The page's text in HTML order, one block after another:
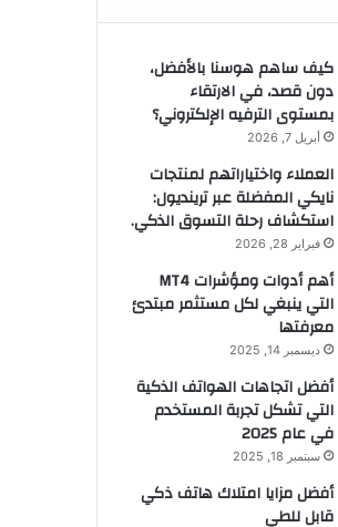
كيف ساهم هوسنا بالأفضل،
دون قصد، في الارتقاء
بمستوى الترفيه الإلكتروني؟
أبريل 7, 2026
العملاء واختياراتهم لمنتجات
نايكي المفضلة عبر ترينديول:
استكشاف رحلة التسوق الذكي.
فبراير 28, 2026
أهم أدوات ومؤشرات MT4
التي ينبغي لكل مستثمر مبتدئ
معرفتها
ديسمبر 14, 2025
أفضل اتجاهات الهواتف الذكية
التي تشكل تجربة المستخدم
في عام 2025
سبتمبر 18, 2025
أفضل مزايا امتلاك هاتف ذكي
قابل للطي